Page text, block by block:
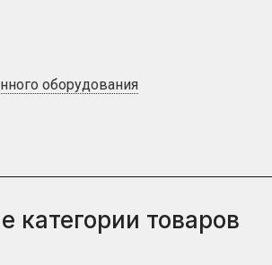
оборудования
категории товаров